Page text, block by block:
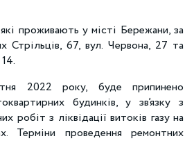
проживають у місті Бережани, за
Стрільців, 67, вул. Червона, 27 та
2022 року, буде припинено
будинків, у зв’язку з
робіт з ліквідації витоків газу на
Терміни проведення ремонтних